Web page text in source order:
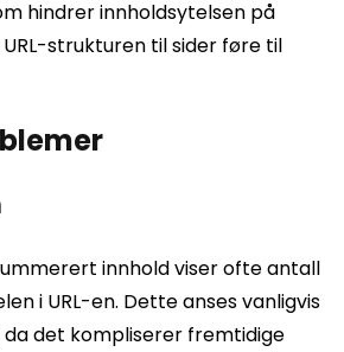
hindrer innholdsytelsen på
strukturen til sider føre til
innhold viser ofte antall
i URL-en. Dette anses vanligvis
da det kompliserer fremtidige